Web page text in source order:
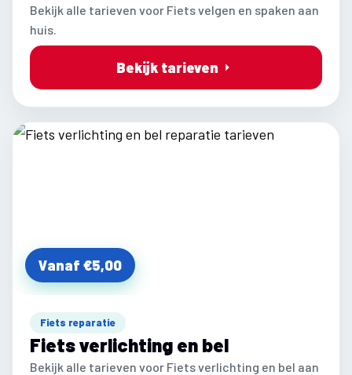
Bekijk alle tarieven voor Fiets velgen en spaken aan
huis.
Bekijk tarieven
Vanaf €5,00
Fiets reparatie
Fiets verlichting en bel
Bekijk alle tarieven voor Fiets verlichting en bel aan